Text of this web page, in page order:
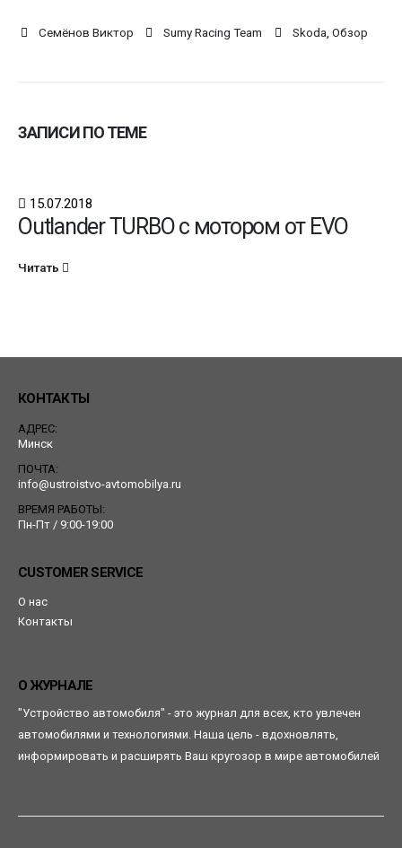
Семёнов Виктор Sumy Racing Team Skoda Обзор
ЗАПИСИ ПО ТЕМЕ
15.07.2018
Outlander TURBO с мотором от EVO
Читать
КОНТАКТЫ
АДРЕС:
Минск
ПОЧТА:
info@ustroistvo-avtomobilya.ru
ВРЕМЯ РАБОТЫ:
Пн-Пт / 9:00-19:00
CUSTOMER SERVICE
О нас
Контакты
О ЖУРНАЛЕ
"Устройство автомобиля" - это журнал для всех, кто увлечен
автомобилями и технологиями. Наша цель - вдохновлять,
информировать и расширять Ваш кругозор в мире автомобилей